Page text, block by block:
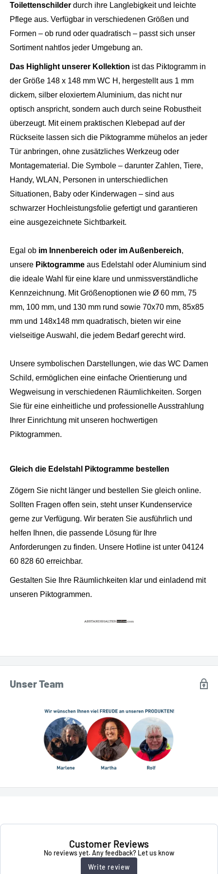
Toilettenschilder durch ihre Langlebigkeit und leichte
Pflege aus. Verfügbar in verschiedenen Größen und
Formen – ob rund oder quadratisch – passt sich unser
Sortiment nahtlos jeder Umgebung an.
Das Highlight unserer Kollektion ist das Piktogramm in
der Größe 148 x 148 mm WC H, hergestellt aus 1 mm
dickem, silber eloxiertem Aluminium, das nicht nur
optisch anspricht, sondern auch durch seine Robustheit
überzeugt. Mit einem praktischen Klebepad auf der
Rückseite lassen sich die Piktogramme mühelos an jeder
Tür anbringen, ohne zusätzliches Werkzeug oder
Montagematerial. Die Symbole – darunter Zahlen, Tiere,
Handy, WLAN, Personen in unterschiedlichen
Situationen, Baby oder Kinderwagen – sind aus
schwarzer Hochleistungsfolie gefertigt und garantieren
eine ausgezeichnete Sichtbarkeit.
Egal ob im Innenbereich oder im Außenbereich,
unsere Piktogramme aus Edelstahl oder Aluminium sind
die ideale Wahl für eine klare und unmissverständliche
Kennzeichnung. Mit Größenoptionen wie Ø 60 mm, 75
mm, 100 mm, und 130 mm rund sowie 70x70 mm, 85x85
mm und 148x148 mm quadratisch, bieten wir eine
vielseitige Auswahl, die jedem Bedarf gerecht wird.
Unsere symbolischen Darstellungen, wie das WC Damen
Schild, ermöglichen eine einfache Orientierung und
Wegweisung in verschiedenen Räumlichkeiten. Sorgen
Sie für eine einheitliche und professionelle Ausstrahlung
Ihrer Einrichtung mit unseren hochwertigen
Piktogrammen.
Gleich die Edelstahl Piktogramme bestellen
Zögern Sie nicht länger und bestellen Sie gleich online.
Sollten Fragen offen sein, steht unser Kundenservice
gerne zur Verfügung. Wir beraten Sie ausführlich und
helfen Ihnen, die passende Lösung für Ihre
Anforderungen zu finden. Unsere Hotline ist unter 04124
60 828 60 erreichbar.
Gestalten Sie Ihre Räumlichkeiten klar und einladend mit
unseren Piktogrammen.
Unser Team
Customer Reviews
No reviews yet. Any feedback? Let us know
Write review